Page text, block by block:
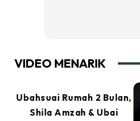
VIDEO MENARIK
Ubahsuai Rumah 2 Bulan,
Shila Amzah & Ubai